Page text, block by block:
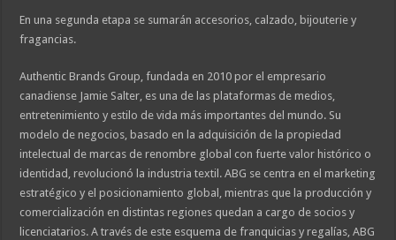
En una segunda etapa se sumarán accesorios, calzado, bijouterie y
fragancias.
Authentic Brands Group, fundada en 2010 por el empresario
canadiense Jamie Salter, es una de las plataformas de medios,
entretenimiento y estilo de vida más importantes del mundo. Su
modelo de negocios, basado en la adquisición de la propiedad
intelectual de marcas de renombre global con fuerte valor histórico o
identidad, revolucionó la industria textil. ABG se centra en el marketing
estratégico y el posicionamiento global, mientras que la producción y
comercialización en distintas regiones quedan a cargo de socios y
licenciatarios. A través de este esquema de franquicias y regalías, ABG